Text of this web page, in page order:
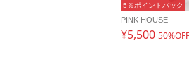
5％ポイントバック
PINK HOUSE
¥5,500 50%OFF